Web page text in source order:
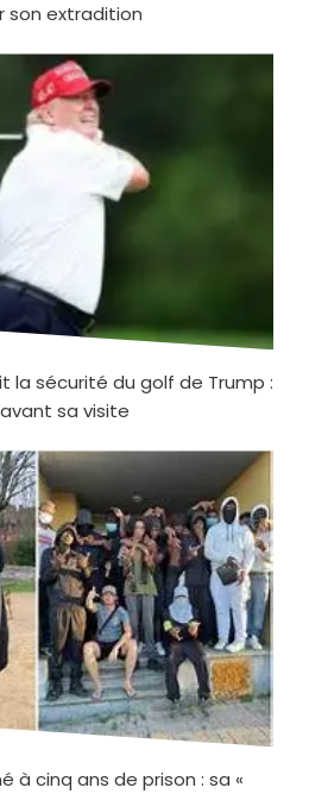
son extradition
la sécurité du golf de Trump :
sa visite
à cinq ans de prison : sa «